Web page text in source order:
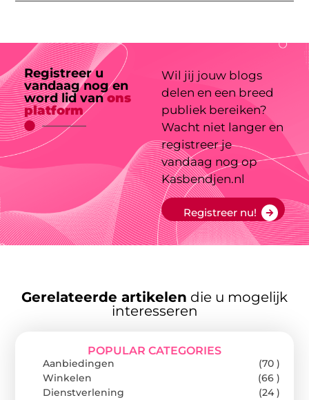
Registreer u
vandaag nog en
word lid vanons
platform
Wil jij jouw blogs
delen en een breed
publiek bereiken?
Wacht niet langer en
registreer je
vandaag nog op
Kasbendjen.nl
Registreer nu!
Gerelateerde artikelen die u mogelijk
interesseren
POPULAR CATEGORIES
Aanbiedingen
(70 )
Winkelen
(66 )
Dienstverlening
(24 )